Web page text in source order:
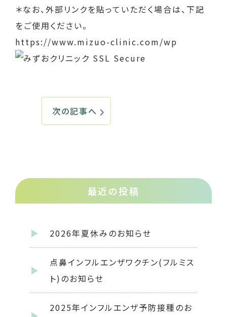
＊なお、外部リンクを貼っていただく場合は、下記
をご使用ください。
https://www.mizuo-clinic.com/wp
次の記事へ
最近の投稿
2026年夏休みのお知らせ
点鼻インフルエンザワクチン(フルミス
ト)のお知らせ
2025年インフルエンザ予防接種のお